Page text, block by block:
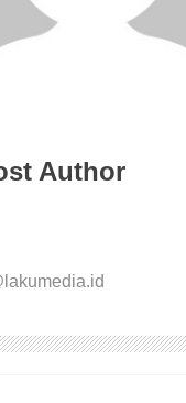
Author